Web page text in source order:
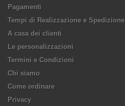
Pagamenti
Tempi di Realizzazione e Spedizione
A casa dei clienti
Le personalizzazioni
Termini e Condizioni
Chi siamo
Come ordinare
Privacy